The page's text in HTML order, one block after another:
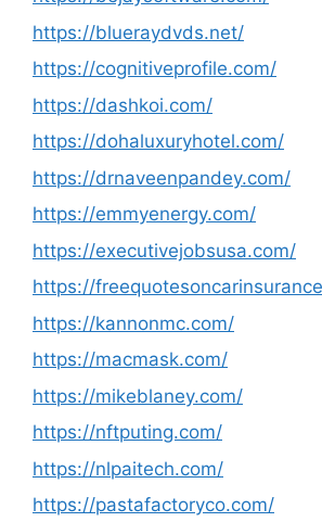
https://blueraydvds.net/
https://cognitiveprofile.com/
https://dashkoi.com/
https://dohaluxuryhotel.com/
https://drnaveenpandey.com/
https://emmyenergy.com/
https://executivejobsusa.com/
https://
https://kannonmc.com/
https://macmask.com/
https://mikeblaney.com/
https://nftputing.com/
https://nlpaitech.com/
https://pastafactoryco.com/